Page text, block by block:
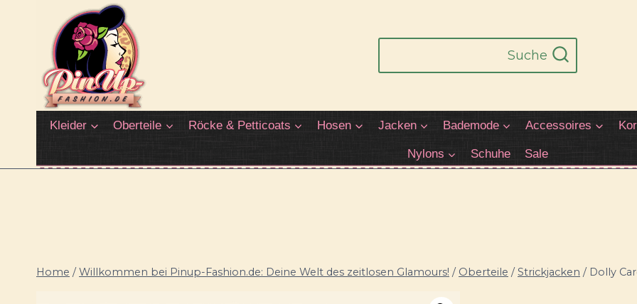
springen
Suche
Kleider Oberteile Röcke & Petticoats Hosen Jacken Bademode Accessoires
Nylons Schuhe Sale
Home / Willkommen bei Pinup-Fashion.de: Deine Welt des zeitlosen Glamours! / Oberteile / Strickjacken / Dolly